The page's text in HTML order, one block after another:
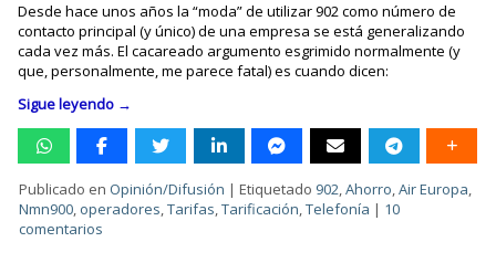
Desde hace unos años la “moda” de utilizar 902 como número de
contacto principal (y único) de una empresa se está generalizando
cada vez más. El cacareado argumento esgrimido normalmente (y
que, personalmente, me parece fatal) es cuando dicen:
Sigue leyendo →
Publicado en Opinión/Difusión |Etiquetado 902,Ahorro,Air Europa,
Nmn900, operadores,Tarifas,Tarificación,Telefonía | 10
comentarios